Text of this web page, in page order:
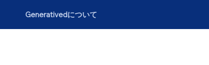
Generativedについて